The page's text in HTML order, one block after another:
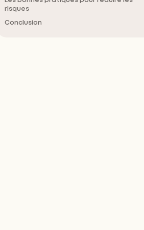
risques
Conclusion